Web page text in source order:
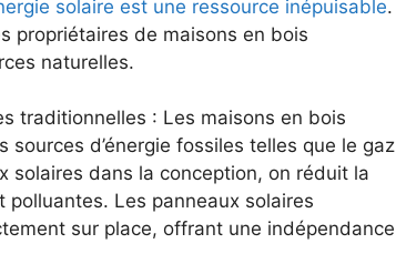
solaire⁢ est une ‍ressource inépuisable.
propriétaires ‌de ⁤maisons ⁤en bois
naturelles.
traditionnelles ⁣: Les maisons en bois
d’énergie fossiles telles que le gaz
solaires dans la⁣ conception,⁣ on réduit ⁢la
Les panneaux solaires
⁣sur place, offrant une indépendance‌